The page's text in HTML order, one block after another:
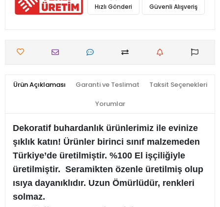
Hızlı Gönderi Güvenli Alışveriş
Ürün Açıklaması Garanti ve Teslimat Taksit Seçenekleri
Yorumlar
Dekoratif buhardanlık ürünlerimiz ile evinize
şıklık katın! Ürünler birinci sınıf malzemeden
Türkiye’de üretilmiştir. %100 El işçiliğiyle
üretilmiştir. Seramikten özenle üretilmiş olup
ısıya dayanıklıdır. Uzun Ömürlüdür, renkleri
solmaz.